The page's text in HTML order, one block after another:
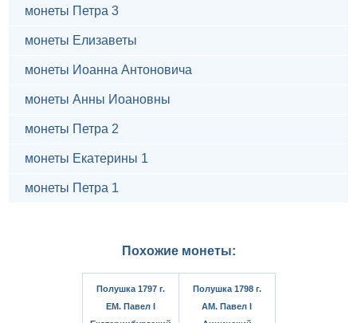
монеты Петра 3
монеты Елизаветы
монеты Иоанна Антоновича
монеты Анны Иоановны
монеты Петра 2
монеты Екатерины 1
монеты Петра 1
Похожие монеты:
Полушка 1797 г.
ЕМ. Павел I
Полушка 1798 г.
АМ. Павел I